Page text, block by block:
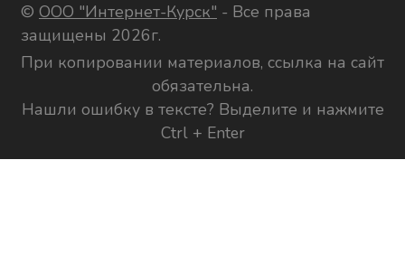
© ООО "Интернет-Курск" - Все права
защищены 2026г.
При копировании материалов, ссылка на сайт
обязательна.
Нашли ошибку в тексте? Выделите и нажмите
Ctrl + Enter